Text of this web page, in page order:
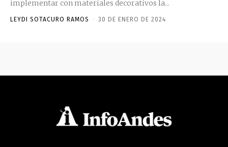
implementar con materiales decorativos la...
LEYDI SOTACURO RAMOS - 30 DE ENERO DE 2024